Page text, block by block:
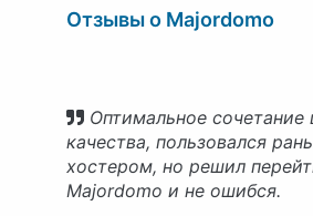
Отзывы о Majordomo
Оптимальное сочетание
качества, пользовался
хостером, но решил
Majordomo и не ошибся.